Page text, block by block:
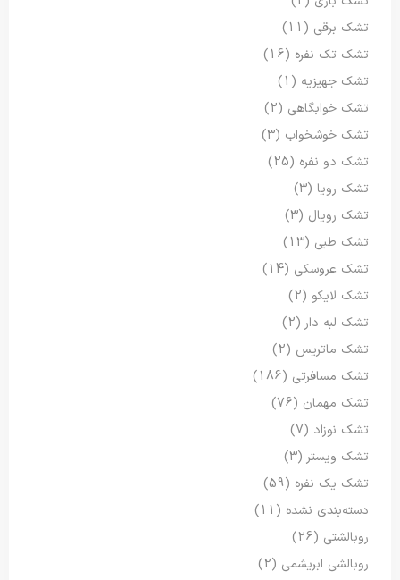
تشک برقی (11)
تشک تک نفره (16)
تشک جهیزیه (1)
تشک خوابگاهی (2)
تشک خوشخواب (3)
تشک دو نفره (25)
تشک رویا (3)
تشک رویال (3)
تشک طبی (13)
تشک عروسکی (14)
تشک لایکو (2)
تشک لبه دار (2)
تشک ماتریس (2)
تشک مسافرتی (186)
تشک مهمان (76)
تشک نوزاد (7)
تشک ویستر (3)
تشک یک نفره (59)
دسته‌بندی نشده (11)
روبالشتی (26)
روبالشی ابریشمی (2)